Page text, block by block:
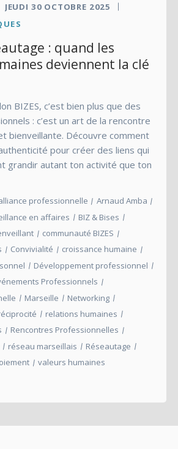
JEUDI 30 OCTOBRE 2025
: quand les
deviennent la clé
BIZES, c’est bien plus que des
: c’est un art de la rencontre
bienveillante. Découvre comment
pour créer des liens qui
grandir autant ton activité que ton
professionnelle
Arnaud Amba
en affaires
BIZ & Bises
communauté BIZES
Convivialité
croissance humaine
Développement professionnel
Professionnels
Marseille
Networking
relations humaines
Rencontres Professionnelles
réseau marseillais
Réseautage
valeurs humaines